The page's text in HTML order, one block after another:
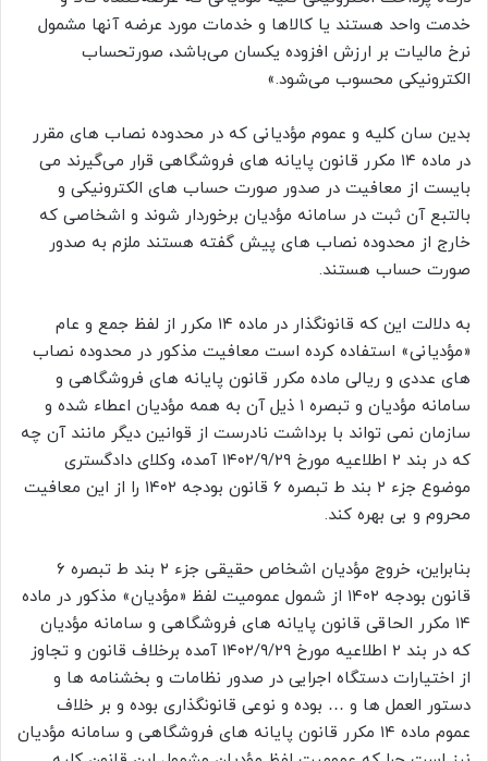
خدمت واحد هستند یا کالاها و خدمات مورد عرضه آنها مشمول
نرخ مالیات بر ارزش افزوده یکسان می‌باشد، صورتحساب
الکترونیکی محسوب می‌شود.»
بدین سان کلیه و عموم مؤدیانی که در محدوده نصاب های مقرر
در ماده ۱۴ مکرر قانون پایانه های فروشگاهی قرار می‌گیرند می
بایست از معافیت در صدور صورت حساب های الکترونیکی و
بالتبع آن ثبت در سامانه مؤدیان برخوردار شوند و اشخاصی که
خارج از محدوده نصاب های پیش گفته هستند ملزم به صدور
صورت حساب هستند.
به دلالت این که قانونگذار در ماده ۱۴ مکرر از لفظ جمع و عام
«مؤدیانی» استفاده کرده است معافیت مذکور در محدوده نصاب
های عددی و ریالی ماده مکرر قانون پایانه های فروشگاهی و
سامانه مؤدیان و تبصره ۱ ذیل آن به همه مؤدیان اعطاء شده و
سازمان نمی تواند با برداشت نادرست از قوانین دیگر مانند آن چه
که در بند ۲ اطلاعیه مورخ ۱۴۰۲/۹/۲۹ آمده، وکلای دادگستری
موضوع جزء ۲ بند ط تبصره ۶ قانون بودجه ۱۴۰۲ را از این معافیت
محروم و بی بهره کند.
بنابراین، خروج مؤدیان اشخاص حقیقی جزء ۲ بند ط تبصره ۶
قانون بودجه ۱۴۰۲ از شمول عمومیت لفظ «مؤدیان» مذکور در ماده
۱۴ مکرر الحاقی قانون پایانه های فروشگاهی و سامانه مؤدیان
که در بند ۲ اطلاعیه مورخ ۱۴۰۲/۹/۲۹ آمده برخلاف قانون و تجاوز
از اختیارات دستگاه اجرایی در صدور نظامات و بخشنامه ها و
دستور العمل ها و … بوده و نوعی قانونگذاری بوده و بر خلاف
عموم ماده ۱۴ مکرر قانون پایانه های فروشگاهی و سامانه مؤدیان